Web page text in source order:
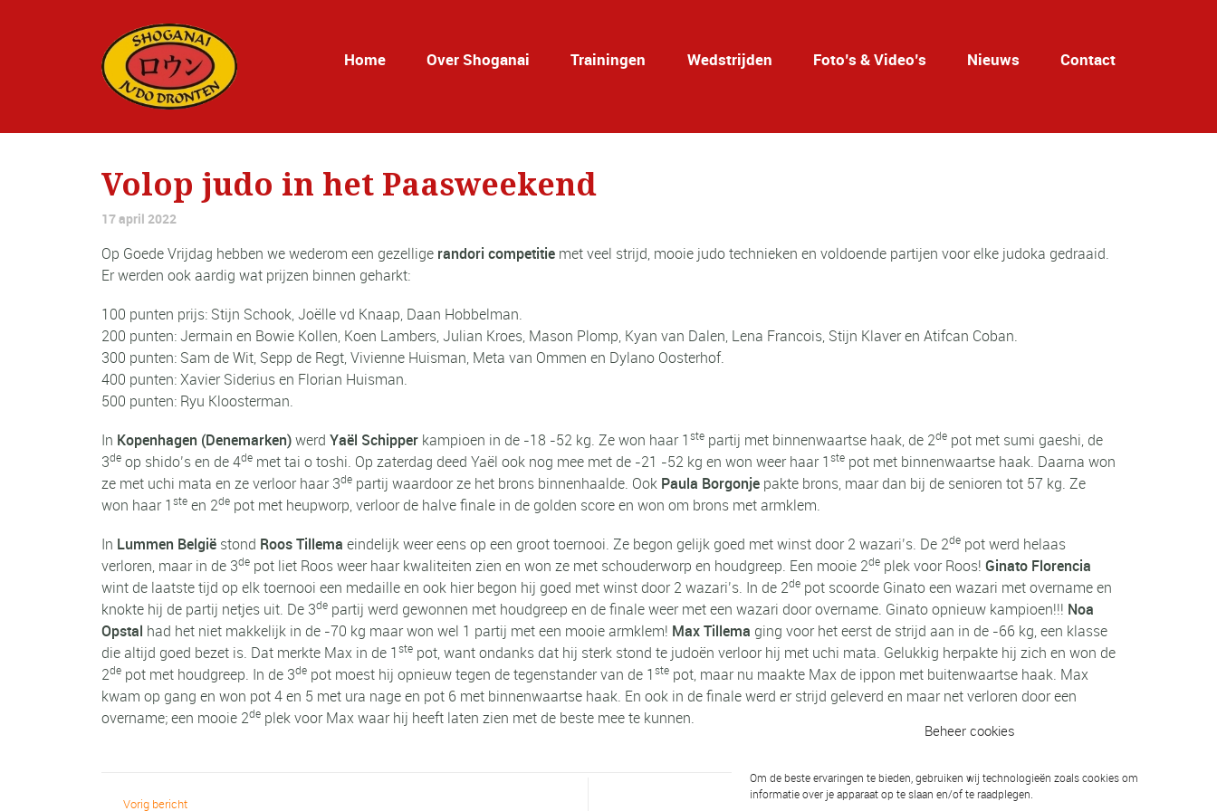
Beheer cookies
Om de beste ervaringen te bieden, gebruiken wij technologieën zoals cookies om
informatie over je apparaat op te slaan en/of te raadplegen.
Home Over Shoganai Trainingen Wedstrijden Foto’s & Video’s Nieuws Contact
Volop judo in het Paasweekend
17 april 2022
Op Goede Vrijdag hebben we wederom een gezellige randori competitie met veel strijd, mooie judo technieken en voldoende partijen voor elke judoka gedraaid.
Er werden ook aardig wat prijzen binnen geharkt:
100 punten prijs: Stijn Schook, Joëlle vd Knaap, Daan Hobbelman.
200 punten: Jermain en Bowie Kollen, Koen Lambers, Julian Kroes, Mason Plomp, Kyan van Dalen, Lena Francois, Stijn Klaver en Atifcan Coban.
300 punten: Sam de Wit, Sepp de Regt, Vivienne Huisman, Meta van Ommen en Dylano Oosterhof.
400 punten: Xavier Siderius en Florian Huisman.
500 punten: Ryu Kloosterman.
In Kopenhagen (Denemarken)werd Yaël Schipper kampioen in de -18 -52 kg. Ze won haar 1ste partij met binnenwaartse haak, de 2de pot met sumi gaeshi, de
3de op shido’s en de 4de met tai o toshi. Op zaterdag deed Yaël ook nog mee met de -21 -52 kg en won weer haar 1ste pot met binnenwaartse haak. Daarna won
ze met uchi mata en ze verloor haar 3de partij waardoor ze het brons binnenhaalde. Ook Paula Borgonje pakte brons, maar dan bij de senioren tot 57 kg. Ze
won haar 1ste en 2de pot met heupworp, verloor de halve finale in de golden score en won om brons met armklem.
In Lummen België stond Roos Tillema eindelijk weer eens op een groot toernooi. Ze begon gelijk goed met winst door 2 wazari’s. De 2de pot werd helaas
verloren, maar in de 3de pot liet Roos weer haar kwaliteiten zien en won ze met schouderworp en houdgreep. Een mooie 2de plek voor Roos! Ginato Florencia
wint de laatste tijd op elk toernooi een medaille en ook hier begon hij goed met winst door 2 wazari’s. In de 2de pot scoorde Ginato een wazari met overname en
knokte hij de partij netjes uit. De 3de partij werd gewonnen met houdgreep en de finale weer met een wazari door overname. Ginato opnieuw kampioen!!! Noa
Opstal had het niet makkelijk in de -70 kg maar won wel 1 partij met een mooie armklem! Max Tillema ging voor het eerst de strijd aan in de -66 kg, een klasse
die altijd goed bezet is. Dat merkte Max in de 1ste pot, want ondanks dat hij sterk stond te judoën verloor hij met uchi mata. Gelukkig herpakte hij zich en won de
2de pot met houdgreep. In de 3de pot moest hij opnieuw tegen de tegenstander van de 1ste pot, maar nu maakte Max de ippon met buitenwaartse haak. Max
kwam op gang en won pot 4 en 5 met ura nage en pot 6 met binnenwaartse haak. En ook in de finale werd er strijd geleverd en maar net verloren door een
overname; een mooie 2de plek voor Max waar hij heeft laten zien met de beste mee te kunnen.
Vorig bericht Volgend bericht